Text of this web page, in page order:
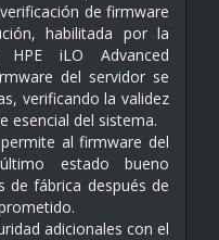
de firmware
habilitada por la
iLO Advanced
del servidor se
verificando la validez
esencial del sistema.
al firmware del
estado bueno
fábrica después de
adicionales con el